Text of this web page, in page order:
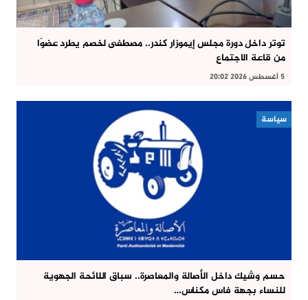
توتر داخل دورة مجلس إيموزار كندر.. مصطفى لخصم يطرد عضوًا
من قاعة الاجتماع
5 أغسطس 2026 20:02
سياسة
حسم وشيك داخل الأصالة والمعاصرة.. سباق اللائحة الجهوية
للنساء بجهة فاس مكناس…